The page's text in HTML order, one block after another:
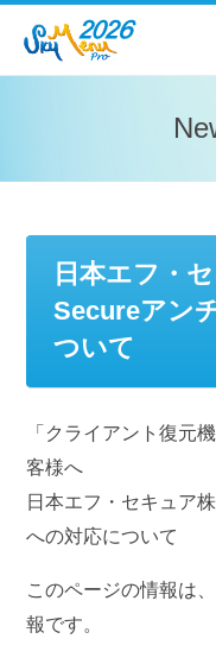
日本エフ・
Secureアン
ついて
「クライアント復元
客様へ
日本エフ・セキュア
への対応について
このページの情報は
報です。